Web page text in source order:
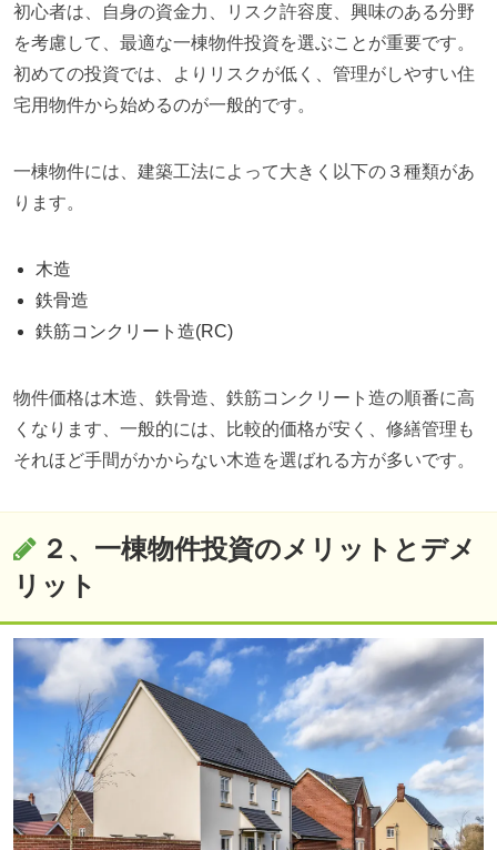
初心者は、自身の資金力、リスク許容度、興味のある分野
を考慮して、最適な一棟物件投資を選ぶことが重要です。
初めての投資では、よりリスクが低く、管理がしやすい住
宅用物件から始めるのが一般的です。
一棟物件には、建築工法によって大きく以下の３種類があ
ります。
木造
鉄骨造
鉄筋コンクリート造(RC)
物件価格は木造、鉄骨造、鉄筋コンクリート造の順番に高
くなります、一般的には、比較的価格が安く、修繕管理も
それほど手間がかからない木造を選ばれる方が多いです。
２、一棟物件投資のメリットとデメ
リット